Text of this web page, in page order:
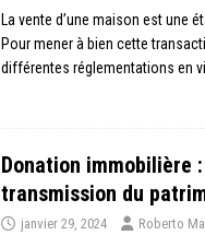
La vente d’une maison est une
Pour mener à bien cette
différentes réglementations en
Donation immobilière
transmission du
janvier 29, 2024 Roberto